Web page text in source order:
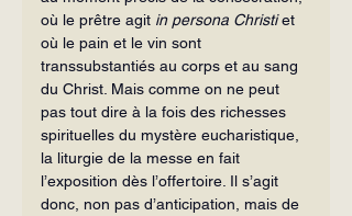
où le prêtre agit in persona Christi et
où le pain et le vin sont
transsubstantiés au corps et au sang
du Christ. Mais comme on ne peut
pas tout dire à la fois des richesses
spirituelles du mystère eucharistique,
la liturgie de la messe en fait
l’exposition dès l’offertoire. Il s’agit
donc, non pas d’anticipation, mais de